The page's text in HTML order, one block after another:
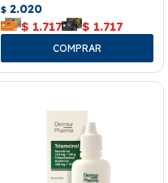
$ 2.020
$ 1.717 $ 1.717